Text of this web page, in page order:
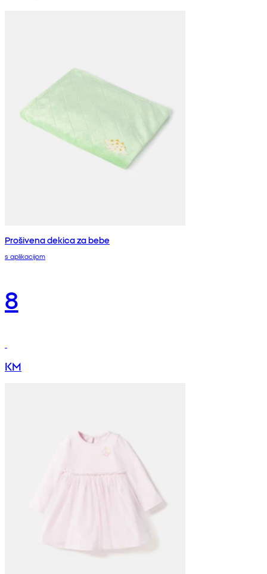
Prošivena dekica za bebe
s aplikacijom
8
KM